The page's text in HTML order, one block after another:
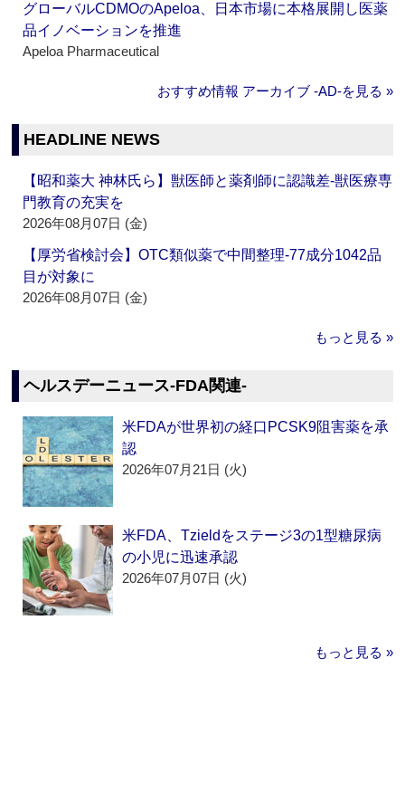
グローバルCDMOのApeloa、日本市場に本格展開し医薬
品イノベーションを推進
Apeloa Pharmaceutical
おすすめ情報 アーカイブ ‐AD‐を見る »
HEADLINE NEWS
【昭和薬大 神林氏ら】獣医師と薬剤師に認識差‐獣医療専
門教育の充実を
2026年08月07日 (金)
【厚労省検討会】OTC類似薬で中間整理‐77成分1042品
目が対象に
2026年08月07日 (金)
もっと見る »
ヘルスデーニュース‐FDA関連‐
米FDAが世界初の経口PCSK9阻害薬を承
認
2026年07月21日 (火)
米FDA、Tzieldをステージ3の1型糖尿病
の小児に迅速承認
2026年07月07日 (火)
もっと見る »